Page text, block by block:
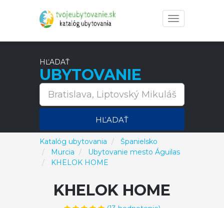
Toggle
navigation
HĽADAŤ
UBYTOVANIE
HĽADAŤ
Katalóg ubytovania
Španielsko
Murcia
Ubytovanie mesto Águilas
KHELOK HOME
KHELOK HOME